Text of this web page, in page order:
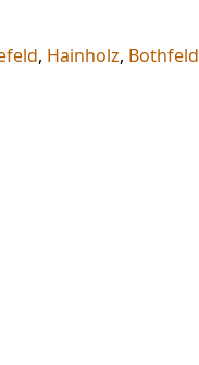
, Hainholz, Bothfeld